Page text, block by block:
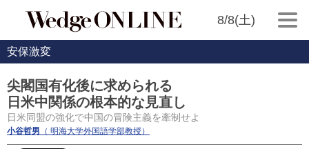
8/8(土)
安保激変
尖閣国有化後に求められる
日米中関係の根本的な見直し
日米同盟の強化で中国の冒険主義を牽制せよ
小谷哲男 （ 明海大学外国語学部教授）